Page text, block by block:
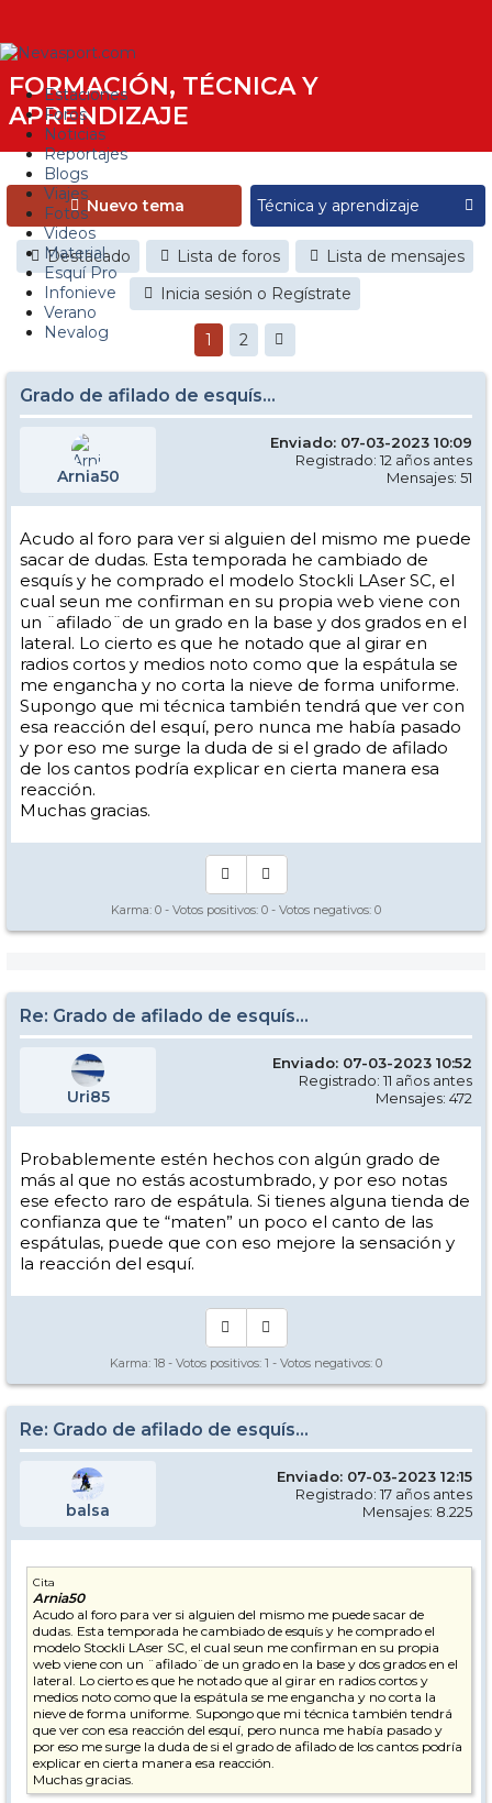
Estaciones
Foros
Noticias
Reportajes
Blogs
Viajes
Fotos
Videos
Material
Esquí Pro
Infonieve
Verano
Nevalog
FORMACIÓN, TÉCNICA Y
APRENDIZAJE
Nuevo tema
Destacado Lista de foros
Lista de mensajes
Inicia sesión o Regístrate
1 2
Grado de afilado de esquís...
Arnia50
Enviado: 07-03-2023 10:09
Registrado: 12 años antes
Mensajes: 51
Acudo al foro para ver si alguien del mismo me puede
sacar de dudas. Esta temporada he cambiado de
esquís y he comprado el modelo Stockli LAser SC, el
cual seun me confirman en su propia web viene con
un ¨afilado¨de un grado en la base y dos grados en el
lateral. Lo cierto es que he notado que al girar en
radios cortos y medios noto como que la espátula se
me engancha y no corta la nieve de forma uniforme.
Supongo que mi técnica también tendrá que ver con
esa reacción del esquí, pero nunca me había pasado
y por eso me surge la duda de si el grado de afilado
de los cantos podría explicar en cierta manera esa
reacción.
Muchas gracias.
Karma: 0 - Votos positivos: 0 - Votos negativos: 0
Re: Grado de afilado de esquís...
Uri85
Enviado: 07-03-2023 10:52
Registrado: 11 años antes
Mensajes: 472
Probablemente estén hechos con algún grado de
más al que no estás acostumbrado, y por eso notas
ese efecto raro de espátula. Si tienes alguna tienda de
confianza que te “maten” un poco el canto de las
espátulas, puede que con eso mejore la sensación y
la reacción del esquí.
Karma: 18 - Votos positivos: 1 - Votos negativos: 0
Re: Grado de afilado de esquís...
balsa
Enviado: 07-03-2023 12:15
Registrado: 17 años antes
Mensajes: 8.225
Cita
Arnia50
Acudo al foro para ver si alguien del mismo me puede sacar de
dudas. Esta temporada he cambiado de esquís y he comprado el
modelo Stockli LAser SC, el cual seun me confirman en su propia
web viene con un ¨afilado¨de un grado en la base y dos grados en el
lateral. Lo cierto es que he notado que al girar en radios cortos y
medios noto como que la espátula se me engancha y no corta la
nieve de forma uniforme. Supongo que mi técnica también tendrá
que ver con esa reacción del esquí, pero nunca me había pasado y
por eso me surge la duda de si el grado de afilado de los cantos podría
explicar en cierta manera esa reacción.
Muchas gracias.